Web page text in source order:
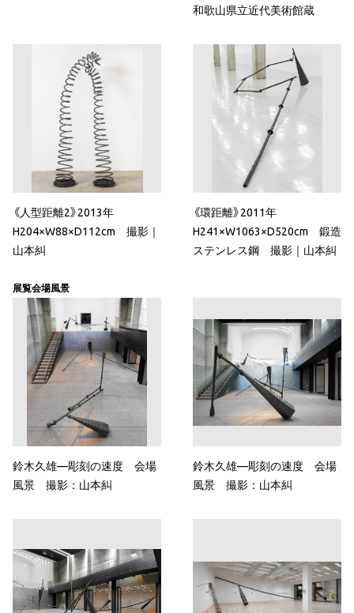
和歌山県立近代美術館蔵
《人型距離2》2013年
H204×W88×D112cm 撮影｜
山本糾
《環距離》2011年
H241×W1063×D520cm 鍛造
ステンレス鋼 撮影｜山本糾
展覧会場風景
鈴木久雄—彫刻の速度 会場
風景 撮影：山本糾
鈴木久雄—彫刻の速度 会場
風景 撮影：山本糾